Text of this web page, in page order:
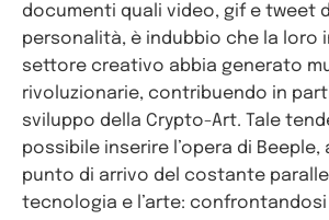
documenti quali video, gif e tweet
personalità, è indubbio che la loro
settore creativo abbia generato
rivoluzionarie, contribuendo in
sviluppo della Crypto-Art. Tale
possibile inserire l’opera di Beeple,
punto di arrivo del costante
tecnologia e l’arte: